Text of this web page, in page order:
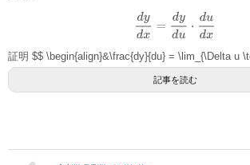
dyd ydu udx
証明 $$ \begin{align}&\frac{dy}{du} = \lim_{\Delta u
記事を読む